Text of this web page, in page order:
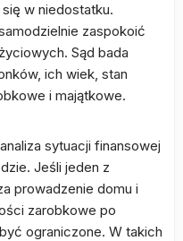
w niedostatku.
zaspokoić
Sąd bada
ich wiek, stan
i majątkowe.
sytuacji finansowej
Jeśli jeden z
prowadzenie domu i
zarobkowe po
ograniczone. W takich